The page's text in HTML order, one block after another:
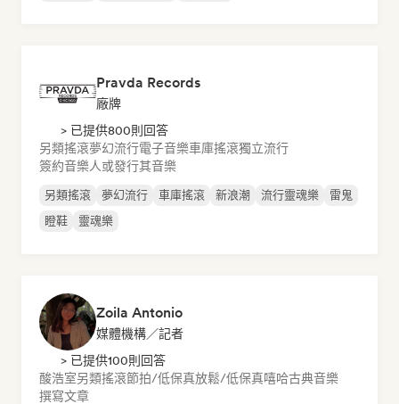
Pravda Records
廠牌
> 已提供800則回答
另類搖滾夢幻流行電子音樂車庫搖滾獨立流行
簽約音樂人或發行其音樂
另類搖滾 夢幻流行 車庫搖滾 新浪潮 流行靈魂樂
雷鬼
瞪鞋
靈魂樂
Zoila Antonio
媒體機構／記者
> 已提供100則回答
酸浩室另類搖滾節拍/低保真放鬆/低保真嘻哈古典音樂
撰寫文章